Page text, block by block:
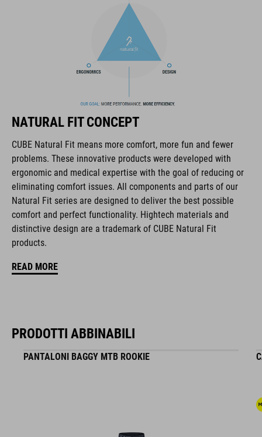
Il marchio CUBE comprende prodotti innovativi e di alta
qualità, sempre basati sui trend attuali. Grazie alla stretta
collaborazione dei progettisti nello sviluppo di accessori e
biciclette, i prodotti sono perfettamente compatibili tra loro e
creano la combinazione ottimale di design, tecnica e usabilità.
CARATTERISTICHE
NF Ergonomics last
NF Ergonomics insole
reinforced toe box
easy pull-on system
A-TRACTION outsole for flat pedals
CODICE ARTICOLO
17155
NATURAL FIT CONCEPT
CUBE Natural Fit means more comfort, more fun and fewer
problems. These innovative products were developed with
ergonomic and medical expertise with the goal of reducing or
eliminating comfort issues. All components and parts of our
Natural Fit series are designed to deliver the best possible
comfort and perfect functionality. Hightech materials and
distinctive design are a trademark of CUBE Natural Fit
products.
READ MORE
PRODOTTI ABBINABILI
PANTALONI BAGGY MTB ROOKIE